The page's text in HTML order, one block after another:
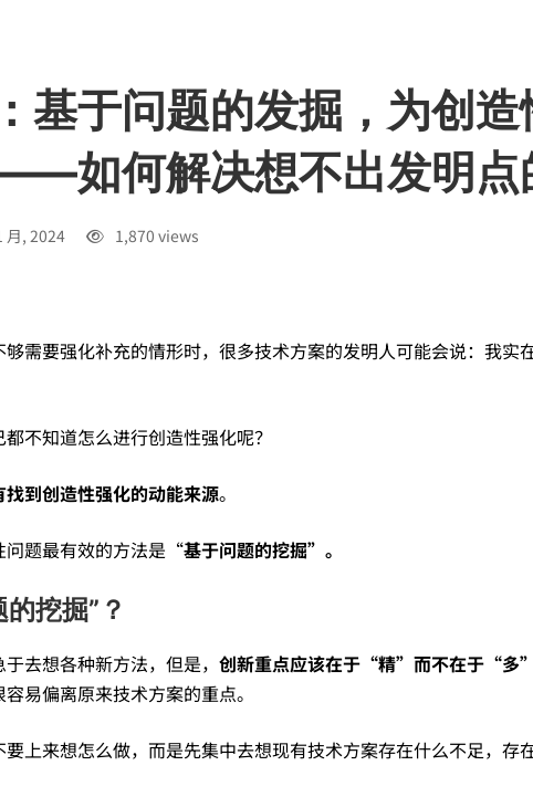
基于问题的发掘，为创造
如何解决想不出发明点
月, 2024 1,870 views
需要强化补充的情形时，很多技术方案的发明人可能会说：我实
不知道怎么进行创造性强化呢？
找到创造性强化的动能来源。
问题最有效的方法是“基于问题的挖掘”。
挖掘”？
去想各种新方法，但是， 创新重点应该在于“精”而不在于“多”
易偏离原来技术方案的重点。
上来想怎么做，而是先集中去想现有技术方案存在什么不足，存